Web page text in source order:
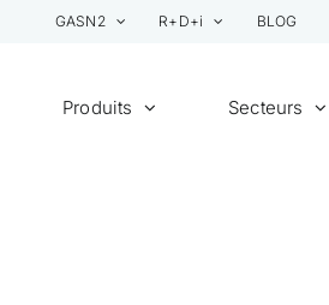
GASN2 R+D+i BLOG
Produits Secteurs